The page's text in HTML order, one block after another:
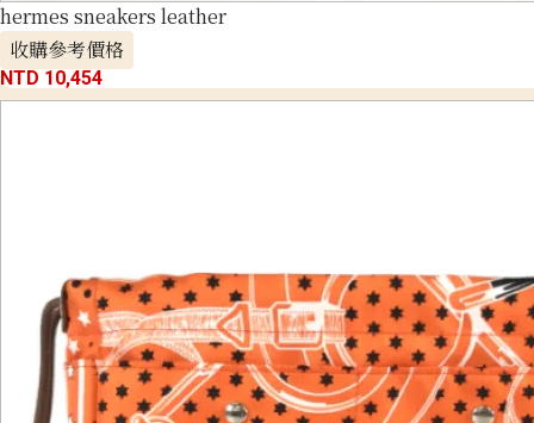
hermes sneakers leather
收購參考價格
NTD 10,454